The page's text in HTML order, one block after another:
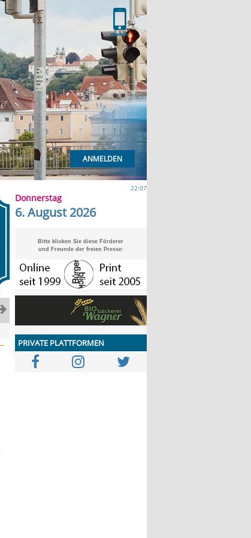
ANMELDEN
22:07
Donnerstag
6. August 2026
Bitte klicken Sie diese Förderer
und Freunde der freien Presse:
PRIVATE PLATTFORMEN